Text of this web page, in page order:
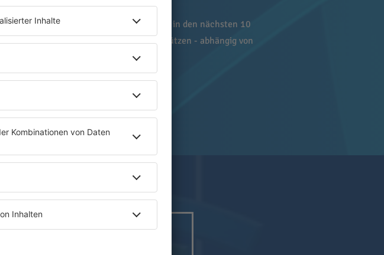
EU-Beitritt der Ukraine. Falls es Kiew in den nächsten 10
werde Ungarn den Beitritt unterstützen - abhängig von